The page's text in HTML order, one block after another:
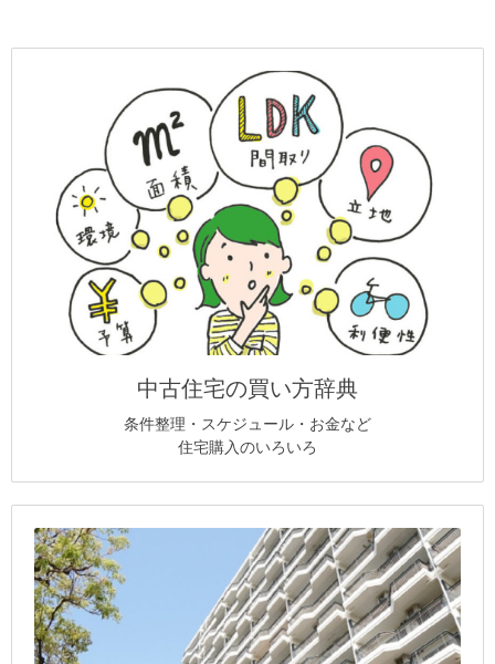
中古住宅の買い方辞典
条件整理・スケジュール・お金など
住宅購入のいろいろ